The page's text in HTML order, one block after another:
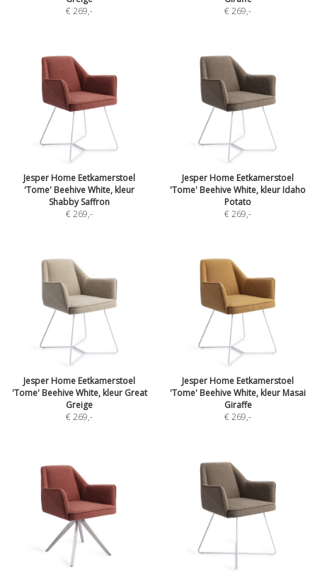
€ 269,-
€ 269,-
Jesper Home Eetkamerstoel
'Tome' Beehive White, kleur
Shabby Saffron
€ 269,-
Jesper Home Eetkamerstoel
'Tome' Beehive White, kleur Idaho
Potato
€ 269,-
Jesper Home Eetkamerstoel
'Tome' Beehive White, kleur Great
Greige
€ 269,-
Jesper Home Eetkamerstoel
'Tome' Beehive White, kleur Masai
Giraffe
€ 269,-